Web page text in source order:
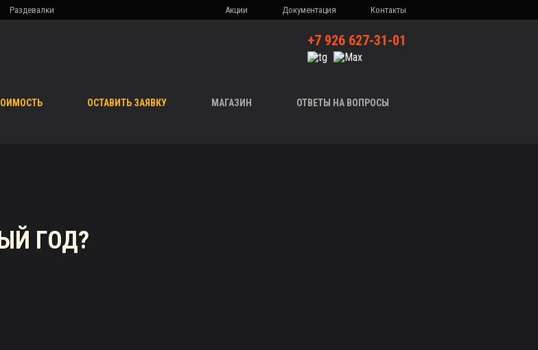
Раздевалки Акции Документация Контакты
ОСТАВИТЬ ЗАЯВКУ МАГАЗИН ОТВЕТЫ НА ВОПРОСЫ
+7 926 627-31-01
ГОД?